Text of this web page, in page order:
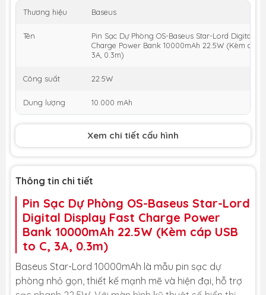
Thương hiệu Baseus
Tên
Pin Sạc Dự Phòng OS-Baseus Star-Lord Digital
Charge Power Bank 10000mAh 22.5W (Kèm cáp
3A, 0.3m)
Công suất 22.5W
Dung lượng 10.000 mAh
Xem chi tiết cấu hình
Thông tin chi tiết
Pin Sạc Dự Phòng OS-Baseus Star-Lord
Digital Display Fast Charge Power
Bank 10000mAh 22.5W (Kèm cáp USB
to C, 3A, 0.3m)
Baseus Star-Lord 10000mAh là mẫu pin sạc dự
phòng nhỏ gọn, thiết kế mạnh mẽ và hiện đại, hỗ trợ